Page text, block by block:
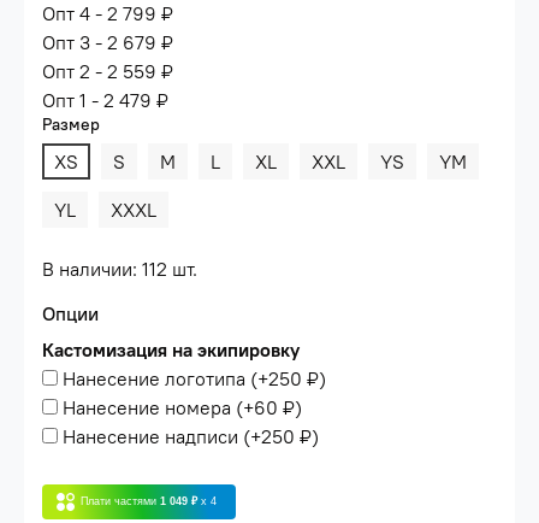
Опт 4 - 2 799 ₽
Опт 3 - 2 679 ₽
Опт 2 - 2 559 ₽
Опт 1 - 2 479 ₽
Размер
XS S M L XL XXL YS
YM
YL
XXXL
В наличии: 112 шт.
Опции
Кастомизация на экипировку
Нанесение логотипа (+250 ₽)
Нанесение номера (+60 ₽)
Нанесение надписи (+250 ₽)
Плати частями 1 049 ₽ x 4